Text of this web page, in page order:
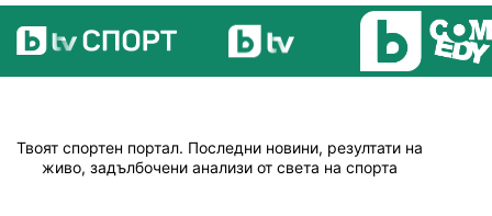
Твоят спортен портал. Последни новини, резултати на
живо, задълбочени анализи от света на спорта